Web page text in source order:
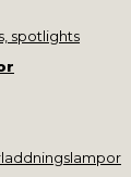
spotlights